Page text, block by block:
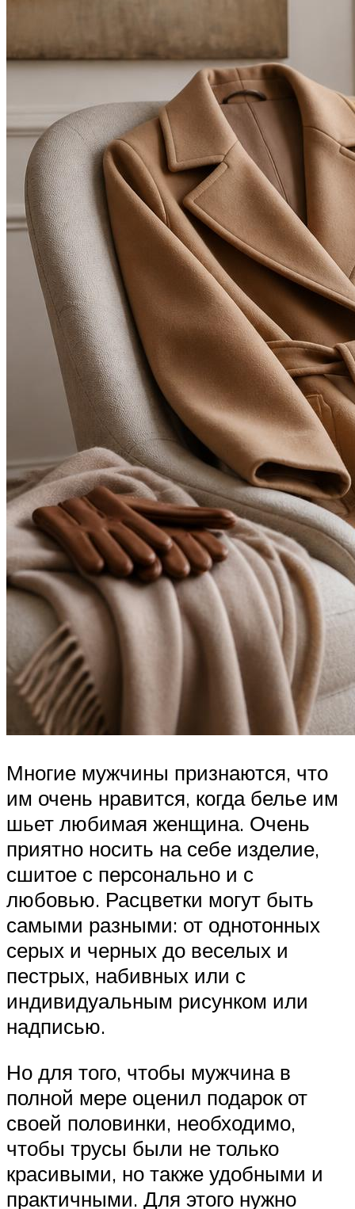
Многие мужчины признаются, что
им очень нравится, когда белье им
шьет любимая женщина. Очень
приятно носить на себе изделие,
сшитое с персонально и с
любовью. Расцветки могут быть
самыми разными: от однотонных
серых и черных до веселых и
пестрых, набивных или с
индивидуальным рисунком или
надписью.
Но для того, чтобы мужчина в
полной мере оценил подарок от
своей половинки, необходимо,
чтобы трусы были не только
красивыми, но также удобными и
практичными. Для этого нужно